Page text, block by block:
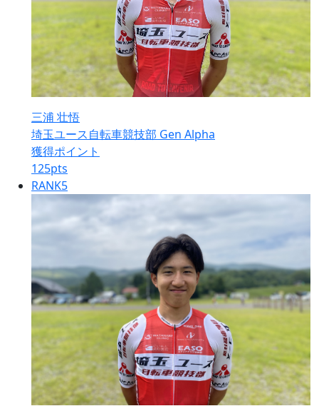
三浦 壮悟
埼玉ユース自転車競技部 Gen Alpha
獲得ポイント
125pts
RANK5